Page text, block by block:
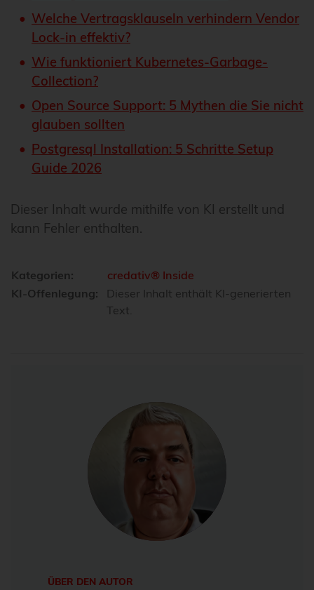
Welche Vertragsklauseln verhindern Vendor
Lock-in effektiv?
Wie funktioniert Kubernetes-Garbage-
Collection?
Open Source Support: 5 Mythen die Sie nicht
glauben sollten
Postgresql Installation: 5 Schritte Setup
Guide 2026
Dieser Inhalt wurde mithilfe von KI erstellt und
kann Fehler enthalten.
Kategorien:
credativ® Inside
KI-Offenlegung:
Dieser Inhalt enthält KI-generierten
Text.
ÜBER DEN AUTOR